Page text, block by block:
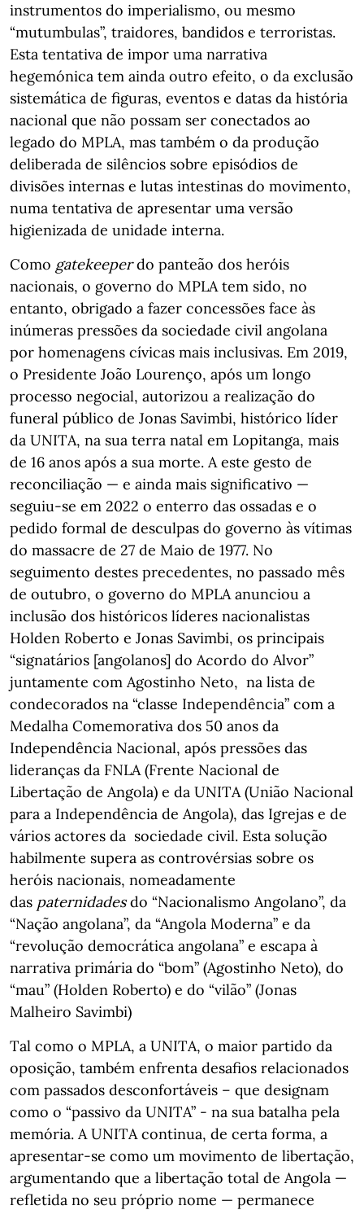
instrumentos do imperialismo, ou mesmo
“mutumbulas”, traidores, bandidos e terroristas.
Esta tentativa de impor uma narrativa
hegemónica tem ainda outro efeito, o da exclusão
sistemática de figuras, eventos e datas da história
nacional que não possam ser conectados ao
legado do MPLA, mas também o da produção
deliberada de silêncios sobre episódios de
divisões internas e lutas intestinas do movimento,
numa tentativa de apresentar uma versão
higienizada de unidade interna.
Como gatekeeperdo panteão dos heróis
nacionais, o governo do MPLA tem sido, no
entanto, obrigado a fazer concessões face às
inúmeras pressões da sociedade civil angolana
por homenagens cívicas mais inclusivas. Em 2019,
o Presidente João Lourenço, após um longo
processo negocial, autorizou a realização do
funeral público de Jonas Savimbi, histórico líder
da UNITA, na sua terra natal em Lopitanga, mais
de 16 anos após a sua morte. A este gesto de
reconciliação — e ainda mais significativo —
seguiu-se em 2022 o enterro das ossadas e o
pedido formal de desculpas do governo às vítimas
do massacre de 27 de Maio de 1977. No
seguimento destes precedentes, no passado mês
de outubro, o governo do MPLA anunciou a
inclusão dos históricos líderes nacionalistas
Holden Roberto e Jonas Savimbi, os principais
“signatários [angolanos] do Acordo do Alvor”
juntamente com Agostinho Neto, na lista de
condecorados na “classe Independência” com a
Medalha Comemorativa dos 50 anos da
Independência Nacional, após pressões das
lideranças da FNLA (Frente Nacional de
Libertação de Angola) e da UNITA (União Nacional
para a Independência de Angola), das Igrejas e de
vários actores da sociedade civil. Esta solução
habilmente supera as controvérsias sobre os
heróis nacionais, nomeadamente
das paternidadesdo “Nacionalismo Angolano”, da
“Nação angolana”, da “Angola Moderna” e da
“revolução democrática angolana” e escapa à
narrativa primária do “bom” (Agostinho Neto), do
“mau” (Holden Roberto) e do “vilão” (Jonas
Malheiro Savimbi)
Tal como o MPLA, a UNITA, o maior partido da
oposição, também enfrenta desafios relacionados
com passados desconfortáveis – que designam
como o “passivo da UNITA” - na sua batalha pela
memória. A UNITA continua, de certa forma, a
apresentar-se como um movimento de libertação,
argumentando que a libertação total de Angola —
refletida no seu próprio nome — permanece